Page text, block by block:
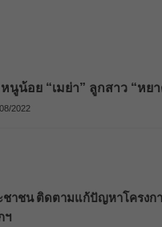
นูน้อย “เมย่า” ลูกสาว “หย
2022
ชาชน ติดตามแก้ปัญหาโครงก
ฯ